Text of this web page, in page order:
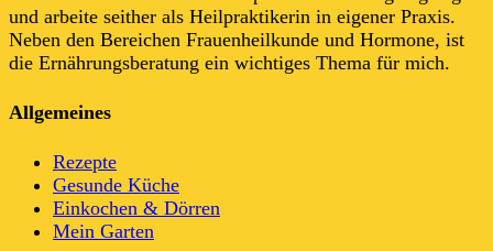
und arbeite seither als Heilpraktikerin in eigener Praxis.
Neben den Bereichen Frauenheilkunde und Hormone, ist
die Ernährungsberatung ein wichtiges Thema für mich.
Allgemeines
Rezepte
Gesunde Küche
Einkochen & Dörren
Mein Garten